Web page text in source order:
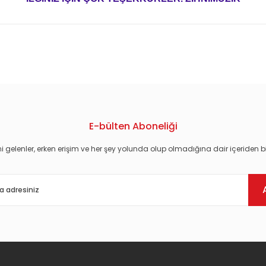
E-bülten Aboneliği
gelenler, erken erişim ve her şey yolunda olup olmadığına dair içeriden